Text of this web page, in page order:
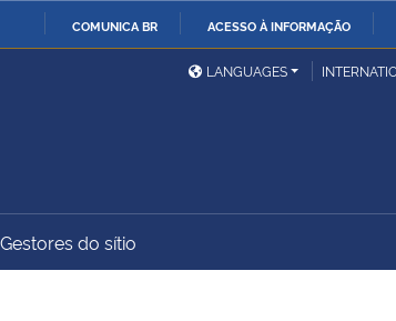
COMUNICA BR ACESSO À INFORMAÇÃO
Defesa
Ministério das Relações
Exteriores
do
Regional
LANGUAGES
Gestores do sítio